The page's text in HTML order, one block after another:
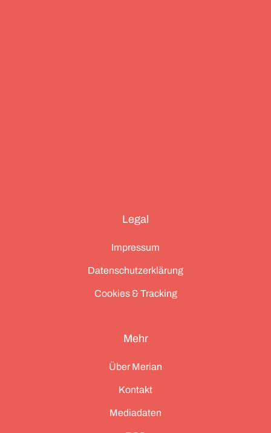
Legal
Impressum
Datenschutzerklärung
Cookies & Tracking
Mehr
Über Merian
Kontakt
Mediadaten